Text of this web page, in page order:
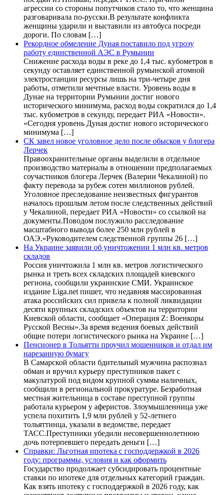
агрессии со стороны попутчиков стало то, что женщина
разговаривала по-русски.В результате конфликта
женщины ударили и выставили из автобуса посреди
дороги. По словам […]
Рекордное обмеление Дуная поставило под угрозу
работу единственной АЭС в Румынии
Снижение расхода воды в реке до 1,4 тыс. кубометров в
секунду оставляет единственной румынской атомной
электростанции ресурсы лишь на три-четыре дня
работы, отметили мечтные власти. Уровень воды в
Дунае на территории Румынии достиг нового
исторического минимума, расход воды сократился до 1,4
тыс. кубометров в секунду, передает РИА «Новости».
«Сегодня уровень Дуная достиг нового исторического
минимума […]
СК завел новое уголовное дело после обысков у блогера
Лерчек
Правоохранительные органы выделили в отдельное
производство материалы в отношении предполагаемых
соучастников блогера Лерчек (Валерии Чекалиной) по
факту перевода за рубеж сотен миллионов рублей.
Уголовное преследование неизвестных фигурантов
началось прошлым летом после следственных действий
у Чекалиной, передает РИА «Новости» со ссылкой на
документы.Поводом послужило расследование
масштабного вывода более 250 млн рублей в
ОАЭ.«Руководителем следственной группы 26 […]
На Украине заявили об уничтожении 1 млн кв. метров
складов
Россия уничтожила 1 млн кв. метров логистического
рынка и треть всех складских площадей киевского
региона, сообщили украинские СМИ. Украинское
издание Liga.net пишет, что недавняя массированная
атака российских сил привела к полной ликвидации
десяти крупных складских объектов на территории
Киевской области, сообщает «Операция Z: Военкоры
Русской Весны».За время ведения боевых действий
общие потери логистического рынка на Украине […]
Пенсионер в Тольятти проучил мошенников и отдал им
нарезанную бумагу
В Самарской области бдительный мужчина распознал
обман и вручил курьеру преступников пакет с
макулатурой под видом крупной суммы наличных,
сообщили в региональной прокуратуре. Безработная
местная жительница в составе преступной группы
работала курьером у аферистов. Злоумышленница уже
успела похитить 1,9 млн рублей у 52-летнего
тольяттинца, указали в ведомстве, передает
ТАСС.Преступники убедили несовершеннолетнюю
дочь потерпевшего передать деньги […]
Справки: Льготная ипотека с господдержкой в 2026
году: программы, условия и как оформить
Государство продолжает субсидировать процентные
ставки по ипотеке для отдельных категорий граждан.
Как взять ипотеку с господдержкой в 2026 году, как